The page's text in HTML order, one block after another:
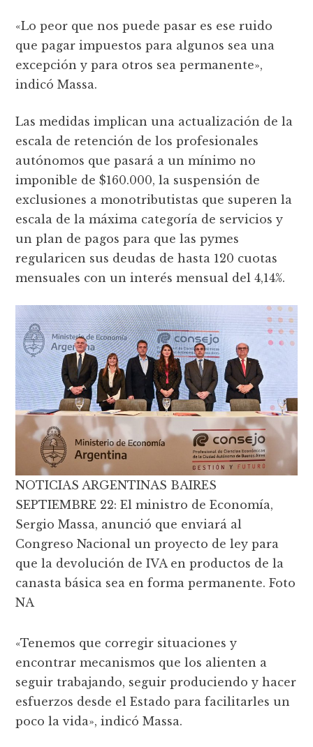
«Lo peor que nos puede pasar es ese ruido
que pagar impuestos para algunos sea una
excepción y para otros sea permanente»,
indicó Massa.
Las medidas implican una actualización de la
escala de retención de los profesionales
autónomos que pasará a un mínimo no
imponible de $160.000, la suspensión de
exclusiones a monotributistas que superen la
escala de la máxima categoría de servicios y
un plan de pagos para que las pymes
regularicen sus deudas de hasta 120 cuotas
mensuales con un interés mensual del 4,14%.
NOTICIAS ARGENTINAS BAIRES
SEPTIEMBRE 22: El ministro de Economía,
Sergio Massa, anunció que enviará al
Congreso Nacional un proyecto de ley para
que la devolución de IVA en productos de la
canasta básica sea en forma permanente. Foto
NA
«Tenemos que corregir situaciones y
encontrar mecanismos que los alienten a
seguir trabajando, seguir produciendo y hacer
esfuerzos desde el Estado para facilitarles un
poco la vida», indicó Massa.